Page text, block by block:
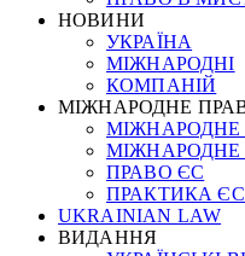
НОВИНИ
УКРАЇНА
МІЖНАРОДНІ
КОМПАНІЙ
МІЖНАРОДНЕ
МІЖНАРОДНЕ
МІЖНАРОДНЕ
ПРАВО ЄС
ПРАКТИКА
UKRAINIAN LAW
ВИДАННЯ